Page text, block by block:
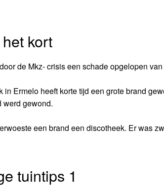
kort
de Mkz- crisis een schade opgelopen
in Ermelo heeft korte tijd een grote brand
werd gewond.
een brand een discotheek. Er was
tuintips 1